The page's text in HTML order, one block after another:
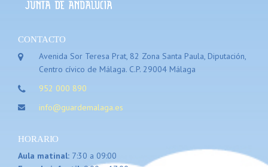
CONTACTO
Avenida Sor Teresa Prat, 82 Zona Santa Paula, Diputación,
Centro cívico de Málaga. C.P. 29004 Málaga
952 000 890
info@guardemalaga.es
HORARIO
Aula matinal: 7:30 a 09:00